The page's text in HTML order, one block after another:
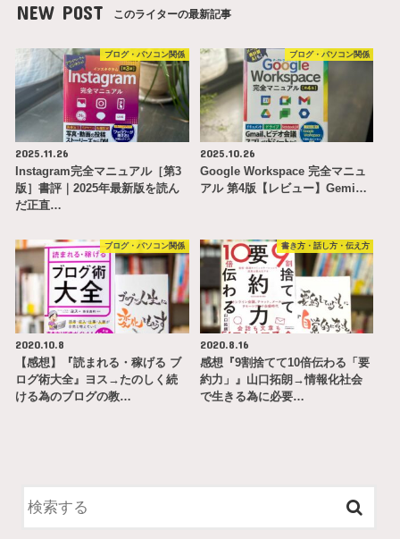
NEW POST このライターの最新記事
ブログ・パソコン関係
2025.11.26
Instagram完全マニュアル［第3
版］書評｜2025年最新版を読ん
だ正直…
ブログ・パソコン関係
2025.10.26
Google Workspace 完全マニュ
アル 第4版【レビュー】Gemi…
ブログ・パソコン関係
2020.10.8
【感想】『読まれる・稼げる ブ
ログ術大全』ヨス→たのしく続
ける為のブログの教…
書き方・話し方・伝え方
2020.8.16
感想『9割捨てて10倍伝わる「要
約力」』山口拓朗→情報化社会
で生きる為に必要…